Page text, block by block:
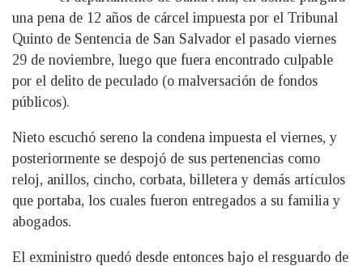
una pena de 12 años de cárcel impuesta por el Tribunal
Quinto de Sentencia de San Salvador el pasado viernes
29 de noviembre, luego que fuera encontrado culpable
por el delito de peculado (o malversación de fondos
públicos).
Nieto escuchó sereno la condena impuesta el viernes, y
posteriormente se despojó de sus pertenencias como
reloj, anillos, cincho, corbata, billetera y demás artículos
que portaba, los cuales fueron entregados a su familia y
abogados.
El exministro quedó desde entonces bajo el resguardo de